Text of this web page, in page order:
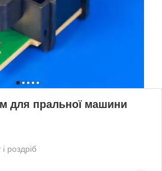
для пральної машини
роздріб